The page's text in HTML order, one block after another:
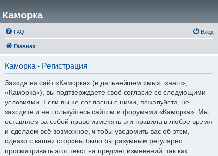
Каморка
FAQ Вход
Главная
Каморка - Регистрация
Заходя на сайт «Каморка» (в дальнейшем «мы», «наш»,
«Каморка»), вы подтверждаете своё согласие со следующими
условиями. Если вы не сог ласны с ними, пожалуйста, не
заходите и не пользуйтесь сайтом и форумами «Каморка». Мы
оставляем за собой право изменять эти правила в любое время
и сделаем всё возможное, ч тобы уведомить вас об этом,
однако с вашей стороны было бы разумным регулярно
просматривать этот текст на предмет изменений, так как